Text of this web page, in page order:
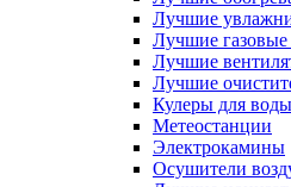
Лучшие
Лучшие газовые
Лучшие
Лучшие
Кулеры для воды
Метеостанции
Электрокамины
Осушители